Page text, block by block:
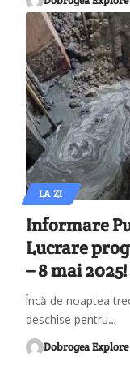
LA ZI
Informare
Lucrare
– 8 mai 2025!
Încă de noaptea
deschise pentru…
Dobrogea Explore